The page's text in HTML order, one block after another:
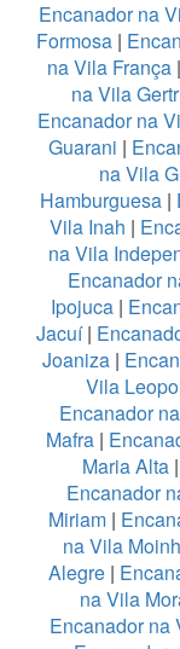
Encanador na
Formosa |
na Vila França|
na Vila
Encanador na
Guarani |
na Vila
Hamburguesa|
Vila Inah |
na Vila
Encanador
Ipojuca|
Jacuí|
Joaniza|
Vila
Encanador
Mafra |
Maria Alta|
Encanador
Miriam |
na Vila
Alegre|
na Vila
Encanador na